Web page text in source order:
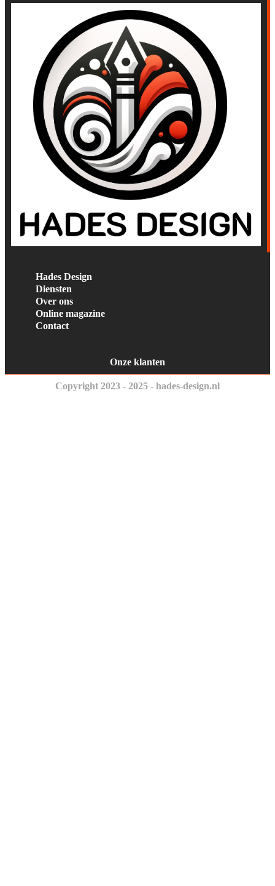
Hades Design
Diensten
Over ons
Online magazine
Contact
Onze klanten
Copyright 2023 - 2025 - hades-design.nl